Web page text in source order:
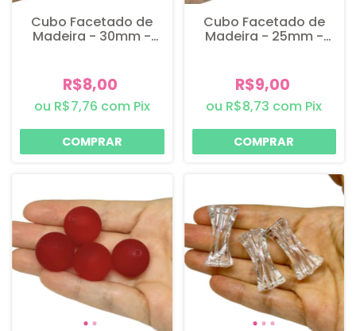
Cubo Facetado de
Madeira - 30mm -
R$8,00
R$7,76 com Pix
Cubo Facetado de
Madeira - 25mm -
R$9,00
R$8,73 com Pix